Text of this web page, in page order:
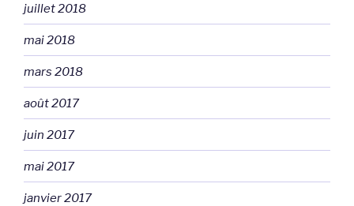
juillet 2018
mai 2018
mars 2018
août 2017
juin 2017
mai 2017
janvier 2017